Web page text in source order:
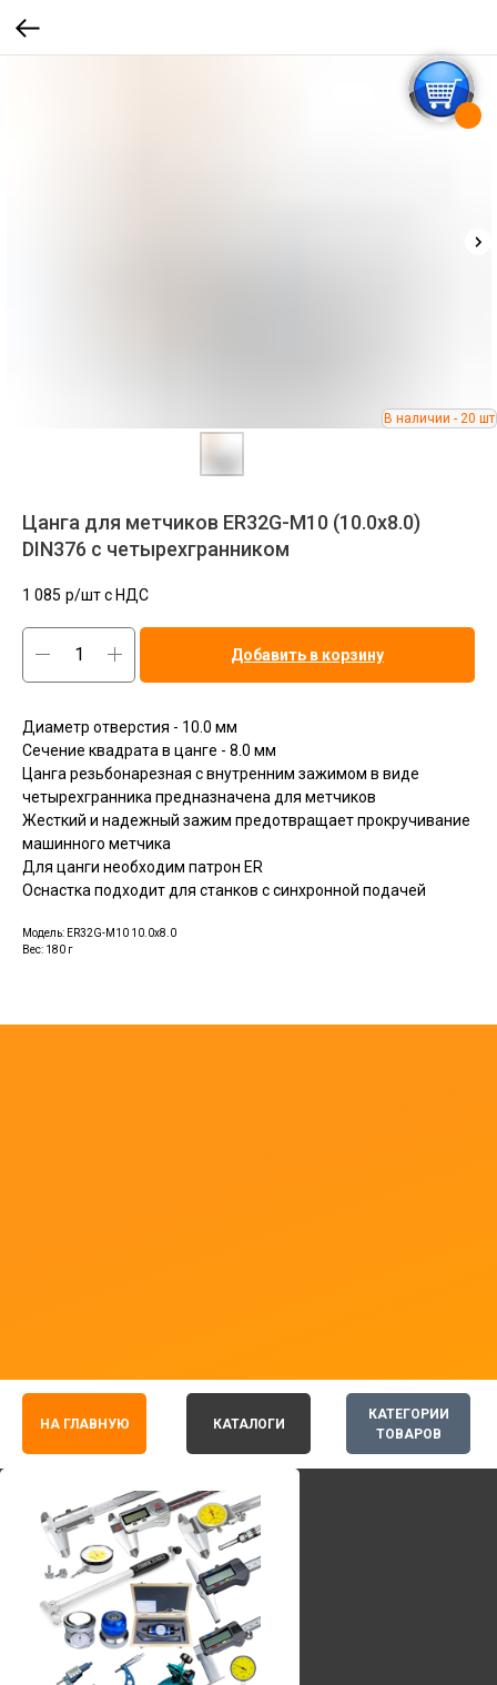
Цанга для метчиков ER32G-M10 (10.0x8.0)
DIN376 с четырехгранником
1 085 р/шт c НДС
Добавить в корзину
Диаметр отверстия - 10.0 мм
Сечение квадрата в цанге - 8.0 мм
Цанга резьбонарезная с внутренним зажимом в виде
четырехгранника предназначена для метчиков
Жесткий и надежный зажим предотвращает прокручивание
машинного метчика
Для цанги необходим патрон ER
Оснастка подходит для станков с синхронной подачей
Модель: ER32G-M10 10.0x8.0
Вес: 180 г
КАТЕГОРИИ
ТОВАРОВ
НА ГЛАВНУЮ КАТАЛОГИ